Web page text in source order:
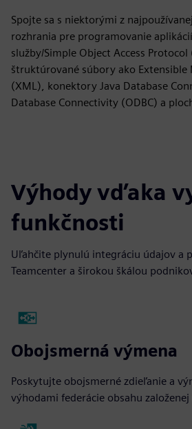
Spojte sa s niektorými z
rozhrania pre programovanie
služby/Simple Object Access Protocol
štruktúrované súbory ako Extensible
(XML), konektory Java Database
Database Connectivity (ODBC) a
Výhody vďaka
funkčnosti
Uľahčite plynulú integráciu údajov a
Teamcenter a širokou škálou
Obojsmerná výmena
Poskytujte obojsmerné zdieľanie a
výhodami federácie obsahu